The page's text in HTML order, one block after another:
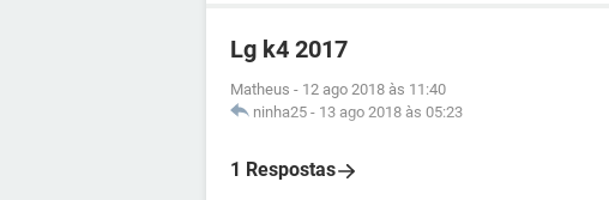
Lg k4 2017
Matheus - 12 ago 2018 às 11:40
ninha25 - 13 ago 2018 às 05:23
1 Respostas